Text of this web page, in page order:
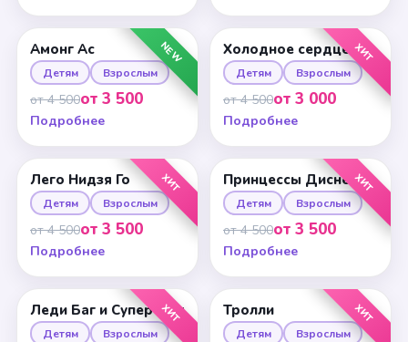
NEW
Амонг Ас
Детям Взрослым
от 4 500от 3 500
Подробнее
ХИТ
Холодное сердце
Детям Взрослым
от 4 500от 3 000
Подробнее
ХИТ
Лего Нидзя Го
Детям Взрослым
от 4 500от 3 500
Подробнее
ХИТ
Принцессы Диснея
Детям Взрослым
от 4 500от 3 500
Подробнее
ХИТ
Леди Баг и Супер-Кот
Детям Взрослым
ХИТ
Тролли
Детям Взрослым